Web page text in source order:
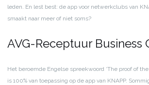
leden. En lest best: de app voor netwerkclubs van
smaakt naar meer of niet soms?
AVG-Receptuur Business
Het beroemde Engelse spreekwoord ‘The proof of
is 100% van toepassing op de app van KNAPP.